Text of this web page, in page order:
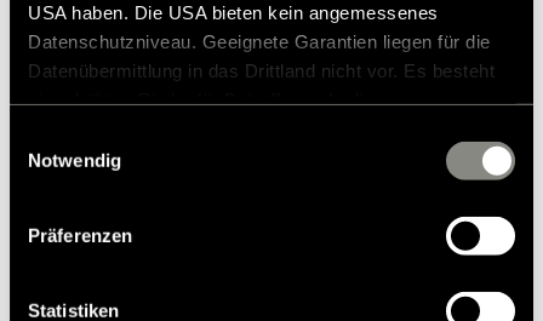
USA haben. Die USA bieten kein angemessenes
Datenschutzniveau. Geeignete Garantien liegen für die
Datenübermittlung in das Drittland nicht vor. Es besteht
zustehen. Eingesetzte Dienstleister können Daten für
zusammenführen. Weitere Informationen finden Sie in
unsererDatenschutzerklärung
. Akzeptieren Sie oder
Einstellungen aus, erteilen Sie uns Ihre Einwilligung zur
Notwendig
Präferenzen
Statistiken